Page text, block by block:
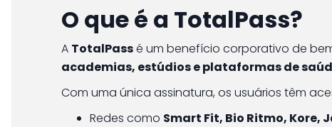
O que é a TotalPass?
A TotalPassé um benefício corporativo de
academias, estúdios e plataformas de
Com uma única assinatura, os usuários têm
Redes como Smart Fit, Bio Ritmo, Kore,